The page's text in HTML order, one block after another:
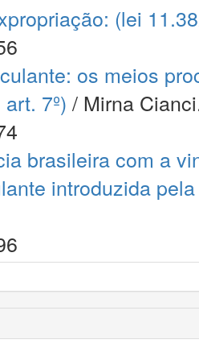
(lei
os meios
7º) / Mirna
brasileira com a
introduzida